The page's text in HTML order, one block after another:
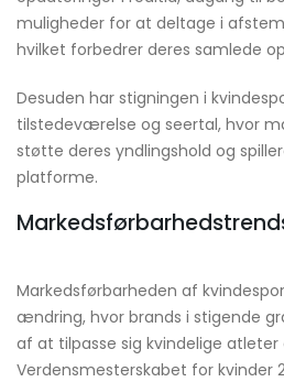
muligheder for at deltage i
hvilket forbedrer deres samlede
Desuden har stigningen i
tilstedeværelse og seertal, hvor
støtte deres yndlingshold og
platforme.
Markedsførbarheden af
ændring, hvor brands i stigende
af at tilpasse sig kvindelige atleter
Verdensmesterskabet for kvinder